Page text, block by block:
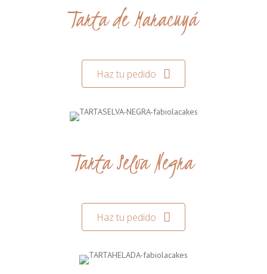
Tarta de Maracuyá
Haz tu pedido
Tarta Selva Negra
Haz tu pedido